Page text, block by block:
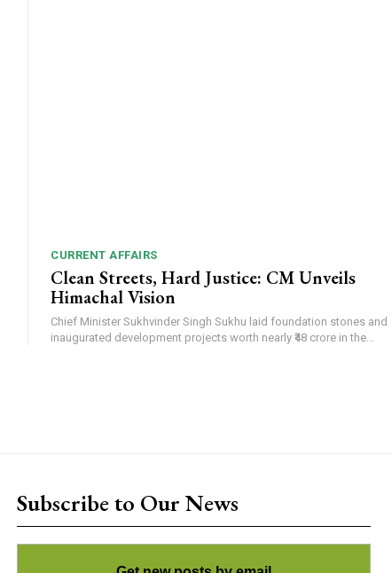
CURRENT AFFAIRS
Clean Streets, Hard Justice: CM Unveils
Himachal Vision
Chief Minister Sukhvinder Singh Sukhu laid foundation stones and
inaugurated development projects worth nearly ₹48 crore in the...
Subscribe to Our News